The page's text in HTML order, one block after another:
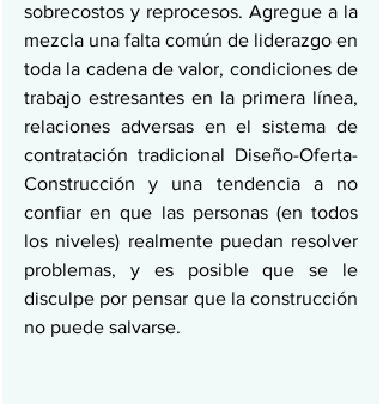
sobrecostos y reprocesos. Agregue a la
mezcla una falta común de liderazgo en
toda la cadena de valor, condiciones de
trabajo estresantes en la primera línea,
relaciones adversas en el sistema de
contratación tradicional Diseño-Oferta-
Construcción y una tendencia a no
confiar en que las personas (en todos
los niveles) realmente puedan resolver
problemas, y es posible que se le
disculpe por pensar que la construcción
no puede salvarse.